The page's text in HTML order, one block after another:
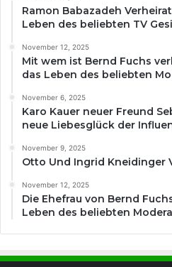
Ramon Babazadeh
Leben des beliebten TV
November 12, 2025
Mit wem ist Bernd Fuchs
das Leben des beliebten
November 6, 2025
Karo Kauer neuer Freund
neue Liebesglück der
November 9, 2025
Otto Und Ingrid Kneidinger
November 12, 2025
Die Ehefrau von Bernd
Leben des beliebten